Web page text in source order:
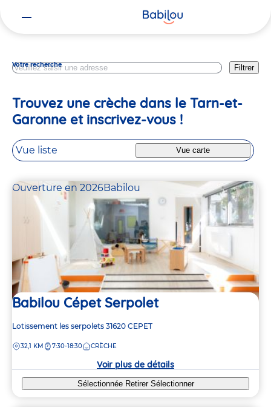
Votre recherche Filtrer
Trouvez une crèche dans le Tarn-et-
Garonne et inscrivez-vous !
Vue liste Vue carte
Ouverture en 2026Babilou
Babilou Cépet Serpolet
Adresse
la
Lotissement les serpolets 31620 CEPET
DISTANCE
32,1 KM 7:30-18:30 CRÈCHE
Voir plus de détails
Sélectionnée Retirer Sélectionner